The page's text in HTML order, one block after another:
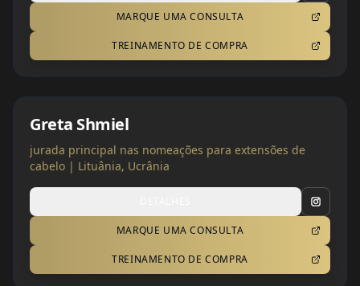
MARQUE UMA CONSULTA
TREINAMENTO DE COMPRA
Greta Shmiel
jurada principal nas nomeações para extensões de
cabelo | Lituânia, Ucrânia
MARQUE UMA CONSULTA
TREINAMENTO DE COMPRA